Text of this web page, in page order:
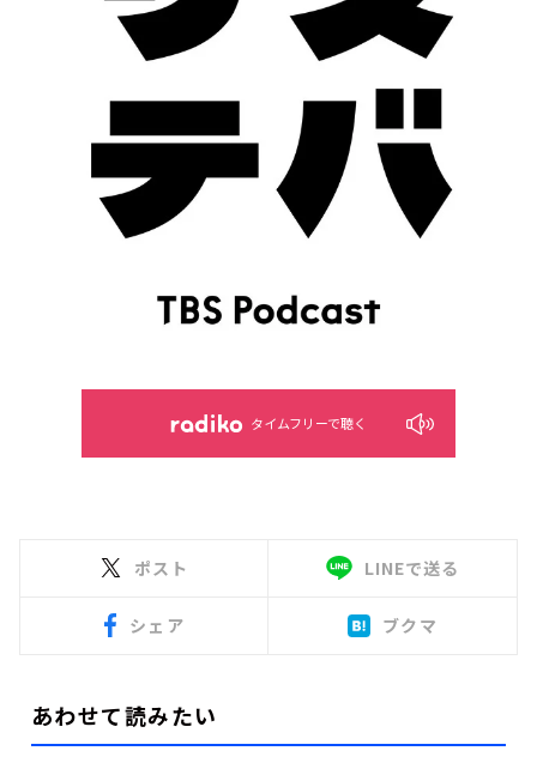
タイムフリーで聴く
ポスト LINEで送る
シェア ブクマ
あわせて読みたい